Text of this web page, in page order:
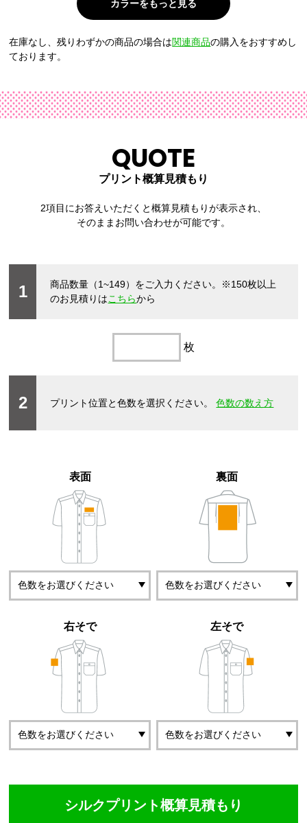
在庫なし、残りわずかの商品の場合は関連商品の購入をおすすめし
ております。
QUOTE
プリント概算見積もり
2項目にお答えいただくと概算見積もりが表示され、
そのままお問い合わせが可能です。
1 商品数量（1~149）をご入力ください。 ※150枚以上
のお見積りはこちらから
枚
2 プリント位置と色数を選択ください。色数の数え方
表面 裏面
右そで 左そで
シルクプリント概算見積もり